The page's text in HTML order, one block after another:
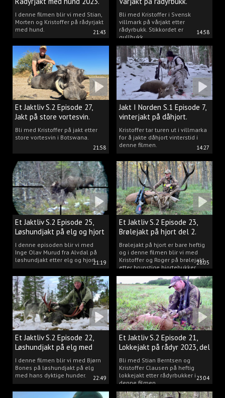
21:43
I denne filmen blir vi med Stian,
Morten og Kristoffer på rådyrjakt
med hund.
14:58
Bli med Kristoffer i Svensk
villmark på vårjakt etter
rådyrbukk. Stikkordet er
gullbukk.
21:58
Et Jaktliv S.2 Episode 27,
Jakt på store vortesvin.
Bli med Kristoffer på jakt etter
store vortesvin i Botswana.
14:27
Jakt I Norden S.1 Episode 7,
vinterjakt på dåhjort.
Kristoffer tar turen ut i villmarka
for å jakte dåhjort vinterstid i
denne filmen.
21:19
Et Jaktliv S.2 Episode 25,
Løshundjakt på elg og hjort
i Norge.
I denne episoden blir vi med
Inge Olav Murud fra Alvdal på
løshundjakt etter elg og hjort.
28:05
Et Jaktliv S.2 Episode 23,
Brølejakt på hjort del 2.
Brølejakt på hjort er bare heftig
og i denne filmen blir vi med
Kristoffer og Roger på brølejakt
etter brunstige hjortebukker.
22:49
Et Jaktliv S.2 Episode 22,
Løshundjakt på elg med
Bjørn Bones
I denne filmen blir vi med Bjørn
Bones på løshundjakt på elg
med hans dyktige hunder.
23:04
Et Jaktliv S.2 Episode 21,
Lokkejakt på rådyr 2023, del
3.
Bli med Stian Berntsen og
Kristoffer Clausen på heftig
lokkejakt etter rådyrbukker i
denne filmen.